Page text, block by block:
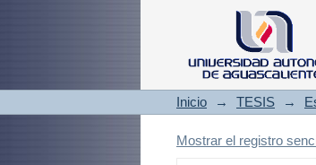
manejo
Inicio → TESIS →
Mostrar el registro